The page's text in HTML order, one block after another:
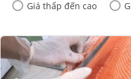
Giá thấp đến cao